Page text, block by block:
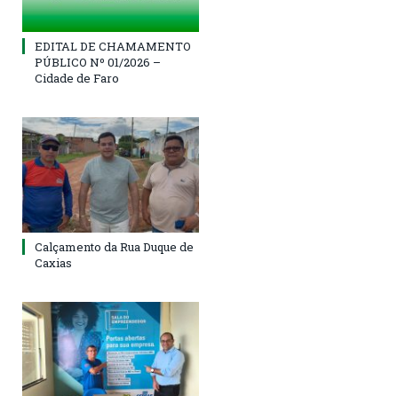
EDITAL DE CHAMAMENTO
PÚBLICO Nº 01/2026 –
Cidade de Faro
Calçamento da Rua Duque de
Caxias